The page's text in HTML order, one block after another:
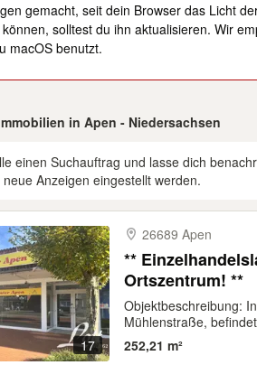
gemacht, seit dein Browser das Licht
solltest du ihn aktualisieren. Wir
macOS benutzt.
in Apen - Niedersachsen
einen Suchauftrag und lasse dich
Anzeigen eingestellt werden.
17
26689 Apen
**
Ortszentrum! **
Objektbeschreibung:
Mühlenstraße,
252,21 m²